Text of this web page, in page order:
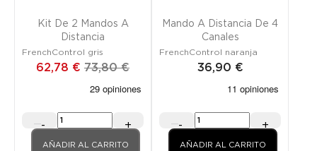
Kit De 2 Mandos A
Distancia
FrenchControl gris
62,78 € 73,80 €
- +
AÑADIR AL CARRITO
Mando A Distancia De 4
Canales
FrenchControl naranja
36,90 €
- +
AÑADIR AL CARRITO